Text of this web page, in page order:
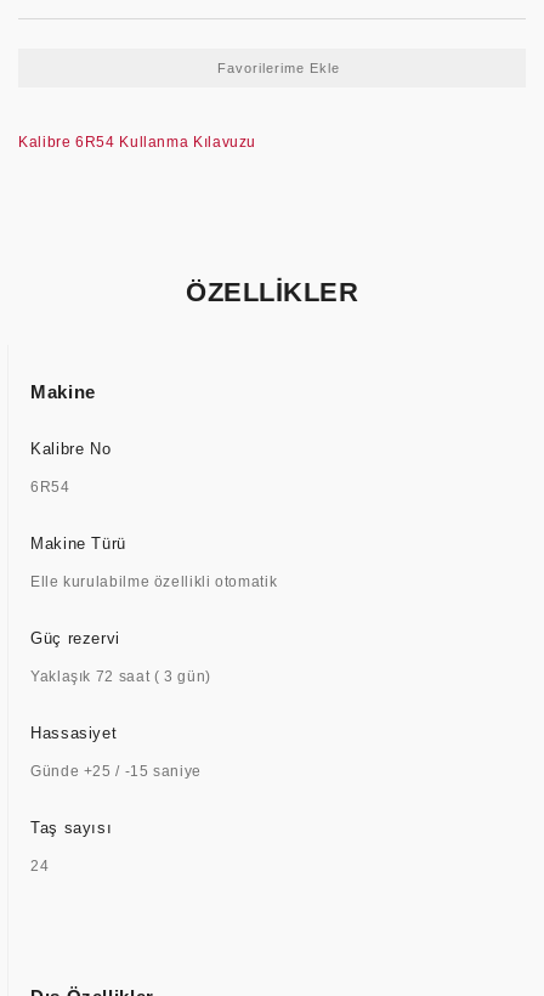
Kalibre 6R54 Kullanma Kılavuzu
ÖZELLİKLER
Makine
Kalibre No
6R54
Makine Türü
Elle kurulabilme özellikli otomatik
Güç rezervi
Yaklaşık 72 saat ( 3 gün)
Hassasiyet
Günde +25 / -15 saniye
Taş sayısı
24